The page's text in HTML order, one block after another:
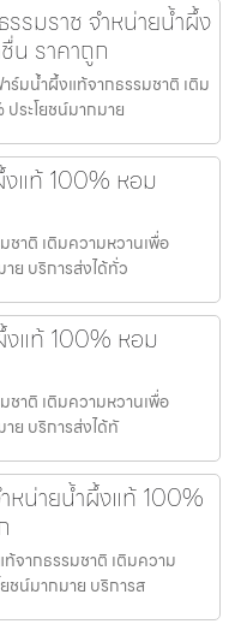
รมราช จำหน่ายน้ำผึ้ง
น ราคาถูก
ร์มน้ำผึ้งแท้จากธรรมชาติ เติม
ระโยชน์มากมาย
แท้ 100% หอม
าติ เติมความหวานเพื่อ
ย บริการส่งได้ทั่ว
แท้ 100% หอม
าติ เติมความหวานเพื่อ
ย บริการส่งได้ทั
หน่ายน้ำผึ้งแท้ 100%
จากธรรมชาติ เติมความ
ชน์มากมาย บริการส